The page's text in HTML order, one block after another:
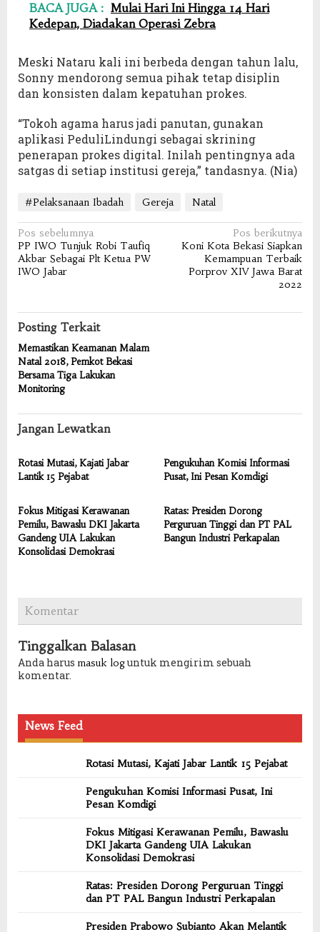
BACA JUGA : Mulai Hari Ini Hingga 14 Hari
Kedepan, Diadakan Operasi Zebra
Meski Nataru kali ini berbeda dengan tahun lalu,
Sonny mendorong semua pihak tetap disiplin
dan konsisten dalam kepatuhan prokes.
“Tokoh agama harus jadi panutan, gunakan
aplikasi PeduliLindungi sebagai skrining
penerapan prokes digital. Inilah pentingnya ada
satgas di setiap institusi gereja,” tandasnya. (Nia)
#Pelaksanaan Ibadah Gereja Natal
Navigasi
pos
Pos sebelumnya
PP IWO Tunjuk Robi Taufiq
Akbar Sebagai Plt Ketua PW
IWO Jabar
Pos berikutnya
Koni Kota Bekasi Siapkan
Kemampuan Terbaik
Porprov XIV Jawa Barat
2022
Posting Terkait
Memastikan Keamanan Malam
Natal 2018, Pemkot Bekasi
Bersama Tiga Lakukan
Monitoring
Jangan Lewatkan
Rotasi Mutasi, Kajati Jabar
Lantik 15 Pejabat
Pengukuhan Komisi Informasi
Pusat, Ini Pesan Komdigi
Fokus Mitigasi Kerawanan
Pemilu, Bawaslu DKI Jakarta
Gandeng UIA Lakukan
Konsolidasi Demokrasi
Ratas: Presiden Dorong
Perguruan Tinggi dan PT PAL
Bangun Industri Perkapalan
Komentar
Tinggalkan Balasan
Anda harus masuk loguntuk mengirim sebuah
komentar.
News Feed
Rotasi Mutasi, Kajati Jabar Lantik 15 Pejabat
Pengukuhan Komisi Informasi Pusat, Ini
Pesan Komdigi
Fokus Mitigasi Kerawanan Pemilu, Bawaslu
DKI Jakarta Gandeng UIA Lakukan
Konsolidasi Demokrasi
Ratas: Presiden Dorong Perguruan Tinggi
dan PT PAL Bangun Industri Perkapalan
Presiden Prabowo Subianto Akan Melantik